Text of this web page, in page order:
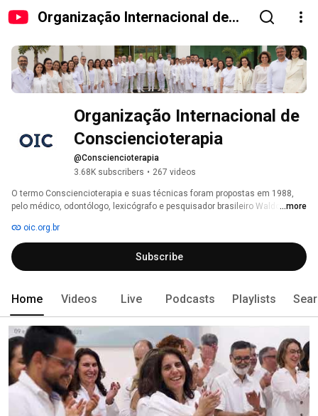
Organização Internacional de
Organização Internacional de
Consciencioterapia
@Consciencioterapia
3.68K subscribers • 267 videos
O termo Consciencioterapia e suas técnicas foram propostas em 1988,
pelo médico, odontólogo, lexicógrafo e pesquisador brasileiro Waldo Vieira
pesquisas teóricas e práticas em assistência parapsíquica.
...more
oic.org.br
Subscribe
Home Videos Live Podcasts Playlists